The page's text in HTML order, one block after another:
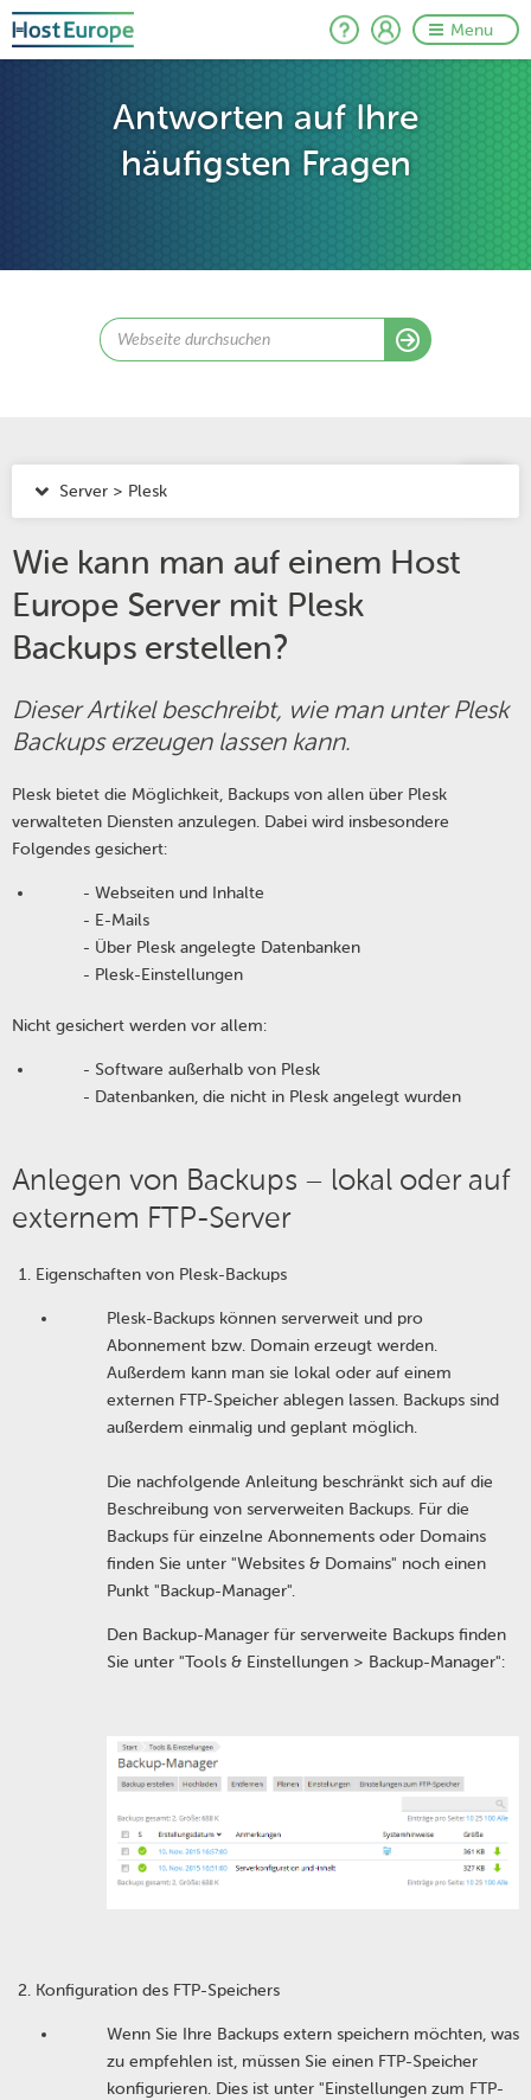
Menu
Antworten auf Ihre
häufigsten Fragen
Server > Plesk
Wie kann man auf einem Host
Europe Server mit Plesk
Backups erstellen?
Dieser Artikel beschreibt, wie man unter Plesk
Backups erzeugen lassen kann.
Plesk bietet die Möglichkeit, Backups von allen über Plesk
verwalteten Diensten anzulegen. Dabei wird insbesondere
Folgendes gesichert:
- Webseiten und Inhalte
- E-Mails
- Über Plesk angelegte Datenbanken
- Plesk-Einstellungen
Nicht gesichert werden vor allem:
- Software außerhalb von Plesk
- Datenbanken, die nicht in Plesk angelegt wurden
Anlegen von Backups – lokal oder auf
externem FTP-Server
Eigenschaften von Plesk-Backups
Plesk-Backups können serverweit und pro
Abonnement bzw. Domain erzeugt werden.
Außerdem kann man sie lokal oder auf einem
externen FTP-Speicher ablegen lassen. Backups sind
außerdem einmalig und geplant möglich.
Die nachfolgende Anleitung beschränkt sich auf die
Beschreibung von serverweiten Backups. Für die
Backups für einzelne Abonnements oder Domains
finden Sie unter "Websites & Domains" noch einen
Punkt "Backup-Manager".
Den Backup-Manager für serverweite Backups finden
Sie unter "Tools & Einstellungen > Backup-Manager":
Konfiguration des FTP-Speichers
Wenn Sie Ihre Backups extern speichern möchten, was
zu empfehlen ist, müssen Sie einen FTP-Speicher
konfigurieren. Dies ist unter "Einstellungen zum FTP-